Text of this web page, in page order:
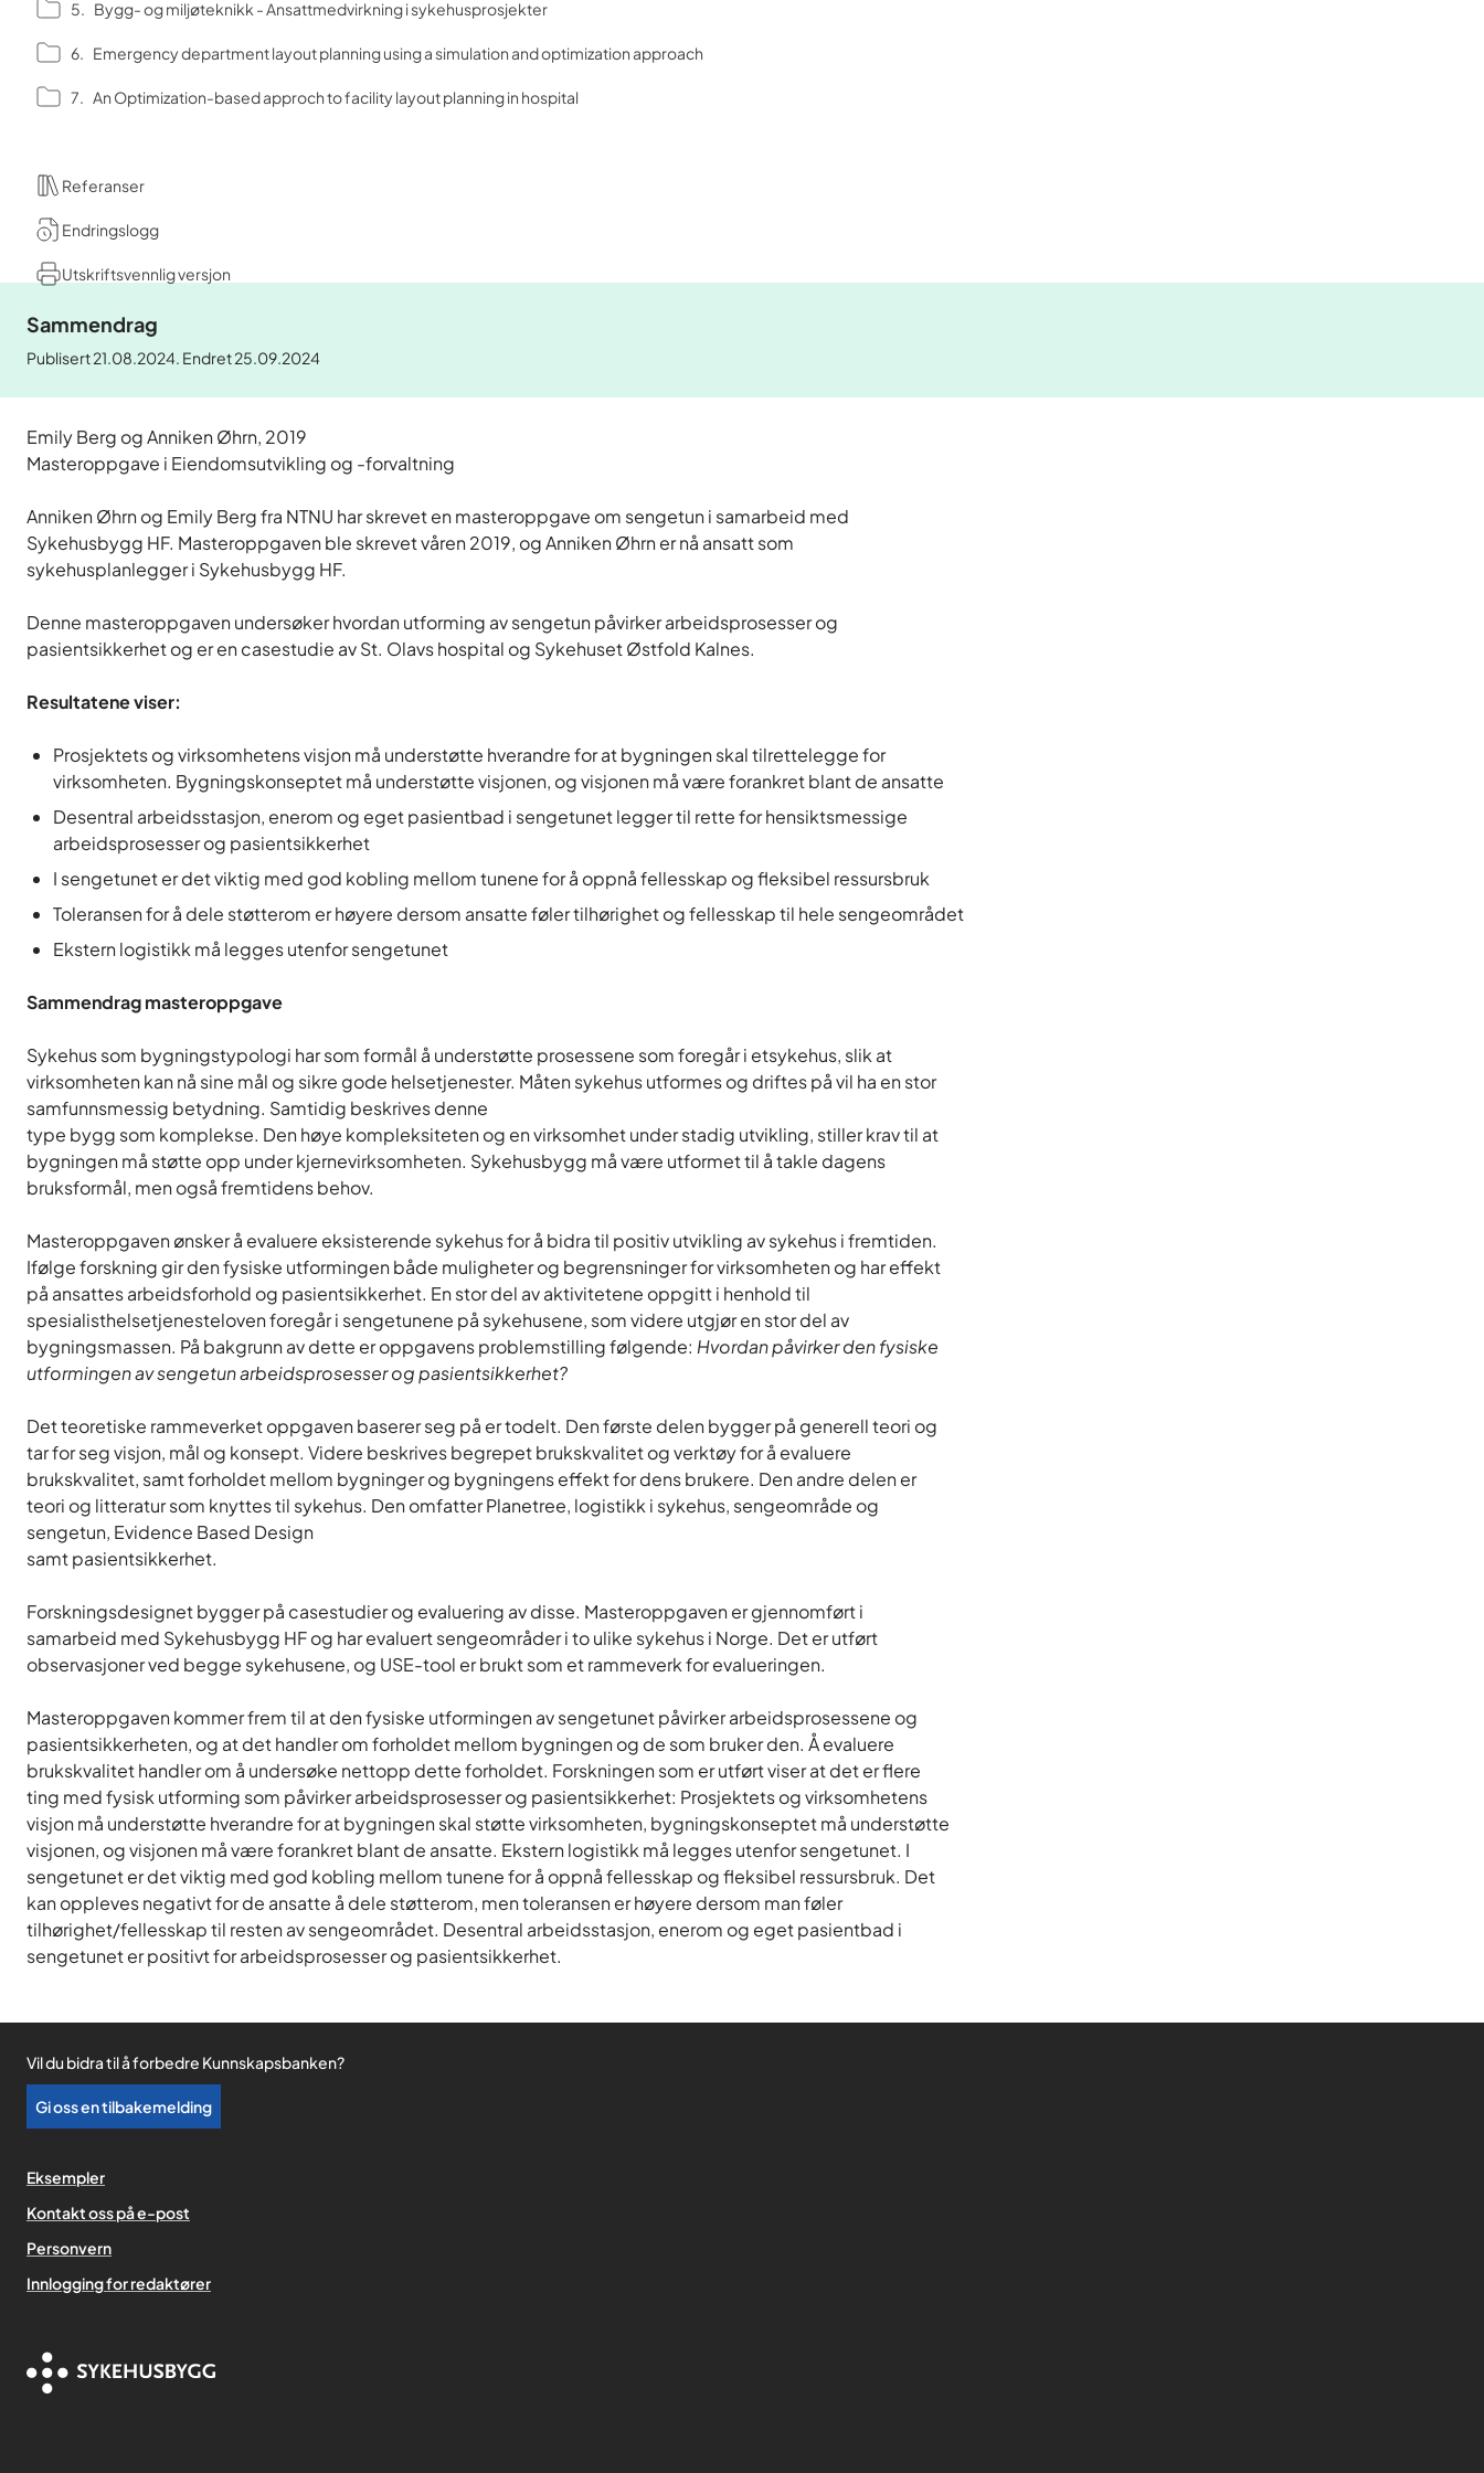
Bygg- og miljøteknikk - Ansattmedvirkning i sykehusprosjekter
Emergency department layout planning using a simulation and optimization approach
An Optimization-based approch to facility layout planning in hospital
Referanser
Endringslogg
Utskriftsvennlig versjon
Sammendrag
Publisert 21.08.2024. Endret 25.09.2024
Emily Berg og Anniken Øhrn, 2019
Masteroppgave i Eiendomsutvikling og -forvaltning
Anniken Øhrn og Emily Berg fra NTNU har skrevet en masteroppgave om sengetun i samarbeid med
Sykehusbygg HF. Masteroppgaven ble skrevet våren 2019, og Anniken Øhrn er nå ansatt som
sykehusplanlegger i Sykehusbygg HF.
Denne masteroppgaven undersøker hvordan utforming av sengetun påvirker arbeidsprosesser og
pasientsikkerhet og er en casestudie av St. Olavs hospital og Sykehuset Østfold Kalnes.
Resultatene viser:
Prosjektets og virksomhetens visjon må understøtte hverandre for at bygningen skal tilrettelegge for
virksomheten. Bygningskonseptet må understøtte visjonen, og visjonen må være forankret blant de ansatte
Desentral arbeidsstasjon, enerom og eget pasientbad i sengetunet legger til rette for hensiktsmessige
arbeidsprosesser og pasientsikkerhet
I sengetunet er det viktig med god kobling mellom tunene for å oppnå fellesskap og fleksibel ressursbruk
Toleransen for å dele støtterom er høyere dersom ansatte føler tilhørighet og fellesskap til hele sengeområdet
Ekstern logistikk må legges utenfor sengetunet
Sammendrag masteroppgave
Sykehus som bygningstypologi har som formål å understøtte prosessene som foregår i etsykehus, slik at
virksomheten kan nå sine mål og sikre gode helsetjenester. Måten sykehus utformes og driftes på vil ha en stor
samfunnsmessig betydning. Samtidig beskrives denne
type bygg som komplekse. Den høye kompleksiteten og en virksomhet under stadig utvikling, stiller krav til at
bygningen må støtte opp under kjernevirksomheten. Sykehusbygg må være utformet til å takle dagens
bruksformål, men også fremtidens behov.
Masteroppgaven ønsker å evaluere eksisterende sykehus for å bidra til positiv utvikling av sykehus i fremtiden.
Ifølge forskning gir den fysiske utformingen både muligheter og begrensninger for virksomheten og har effekt
på ansattes arbeidsforhold og pasientsikkerhet. En stor del av aktivitetene oppgitt i henhold til
spesialisthelsetjenesteloven foregår i sengetunene på sykehusene, som videre utgjør en stor del av
bygningsmassen. På bakgrunn av dette er oppgavens problemstilling følgende: Hvordan påvirker den fysiske
utformingen av sengetun arbeidsprosesser og pasientsikkerhet?
Det teoretiske rammeverket oppgaven baserer seg på er todelt. Den første delen bygger på generell teori og
tar for seg visjon, mål og konsept. Videre beskrives begrepet brukskvalitet og verktøy for å evaluere
brukskvalitet, samt forholdet mellom bygninger og bygningens effekt for dens brukere. Den andre delen er
teori og litteratur som knyttes til sykehus. Den omfatter Planetree, logistikk i sykehus, sengeområde og
sengetun, Evidence Based Design
samt pasientsikkerhet.
Forskningsdesignet bygger på casestudier og evaluering av disse. Masteroppgaven er gjennomført i
samarbeid med Sykehusbygg HF og har evaluert sengeområder i to ulike sykehus i Norge. Det er utført
observasjoner ved begge sykehusene, og USE-tool er brukt som et rammeverk for evalueringen.
Masteroppgaven kommer frem til at den fysiske utformingen av sengetunet påvirker arbeidsprosessene og
pasientsikkerheten, og at det handler om forholdet mellom bygningen og de som bruker den. Å evaluere
brukskvalitet handler om å undersøke nettopp dette forholdet. Forskningen som er utført viser at det er flere
ting med fysisk utforming som påvirker arbeidsprosesser og pasientsikkerhet: Prosjektets og virksomhetens
visjon må understøtte hverandre for at bygningen skal støtte virksomheten, bygningskonseptet må understøtte
visjonen, og visjonen må være forankret blant de ansatte. Ekstern logistikk må legges utenfor sengetunet. I
sengetunet er det viktig med god kobling mellom tunene for å oppnå fellesskap og fleksibel ressursbruk. Det
kan oppleves negativt for de ansatte å dele støtterom, men toleransen er høyere dersom man føler
tilhørighet/fellesskap til resten av sengeområdet. Desentral arbeidsstasjon, enerom og eget pasientbad i
sengetunet er positivt for arbeidsprosesser og pasientsikkerhet.
Vil du bidra til å forbedre Kunnskapsbanken?
Gi oss en tilbakemelding
Eksempler
Kontakt oss på e-post
Personvern
Innlogging for redaktører